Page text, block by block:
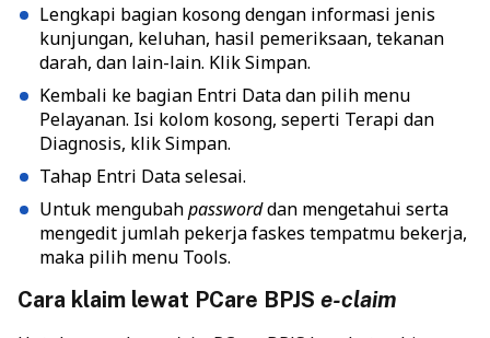
Lengkapi bagian kosong dengan informasi jenis
kunjungan, keluhan, hasil pemeriksaan, tekanan
darah, dan lain-lain. Klik Simpan.
Kembali ke bagian Entri Data dan pilih menu
Pelayanan. Isi kolom kosong, seperti Terapi dan
Diagnosis, klik Simpan.
Tahap Entri Data selesai.
Untuk mengubahpassworddan mengetahui serta
mengedit jumlah pekerja faskes tempatmu bekerja,
maka pilih menu Tools.
Cara klaim lewat PCare BPJS e-claim